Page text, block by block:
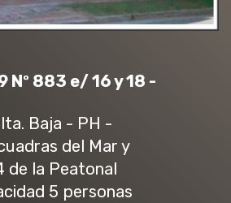
Nº 883 e/ 16 y 18 -
Baja - PH -
del Mar y
de la Peatonal
5 personas